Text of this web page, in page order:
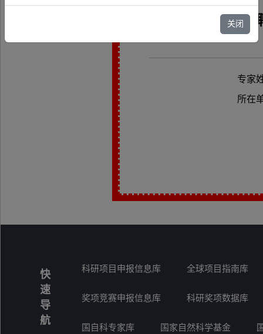
兹
专家
所在
快
速
导
航
科研项目申报信息库 全球项目指南库
奖项竞赛申报信息库 科研奖项数据库
国自科专家库 国家自然科学基金
关闭